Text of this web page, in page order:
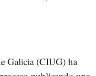
Galicia (CIUG) ha